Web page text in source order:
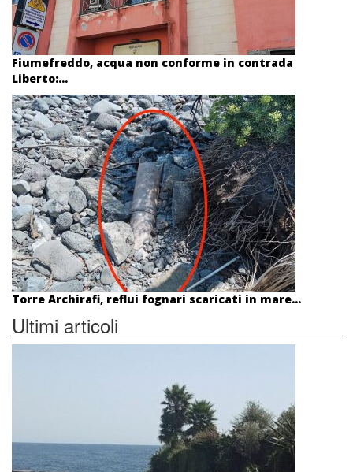
Fiumefreddo, acqua non conforme in contrada
Liberto:...
Torre Archirafi, reflui fognari scaricati in mare...
Ultimi articoli